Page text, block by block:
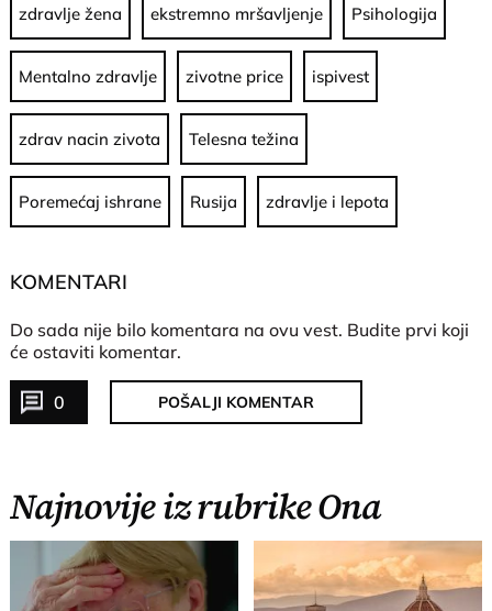
zdravlje žena ekstremno mršavljenje Psihologija
Mentalno zdravlje zivotne price ispivest
zdrav nacin zivota Telesna težina
Poremećaj ishrane Rusija zdravlje i lepota
KOMENTARI
Do sada nije bilo komentara na ovu vest. Budite prvi koji
će ostaviti komentar.
0 POŠALJI KOMENTAR
Najnovije iz rubrike Ona